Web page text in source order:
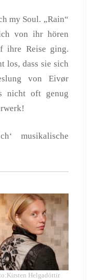
my Soul. „Rain“
von ihr hören
ihre Reise ging.
los, dass sie sich
von Eivør
nicht oft genug
musikalische
Helgadóttir